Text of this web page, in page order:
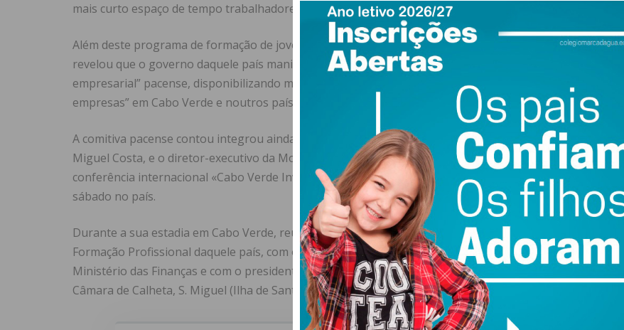
mais curto espaço de tempo trabalhadores cabo-verdianos, ao abrigo de um contrato de trabalho”.
Além deste programa de formação de jovens cabo-verdianos, a Câmara Municipal de Paços de Ferreira
revelou que o governo daquele país manifestou “muito interesse em estabelecer contactos com o tecido
empresarial” pacense, disponibilizando mecanismos para “eforçar e alargar a internacionalização das
empresas” em Cabo Verde e noutros países africanos.
A comitiva pacense contou integrou ainda o presidente da Assembleia Municipal de Paços de Ferreira,
Miguel Costa, e o diretor-executivo da Moveltex, João Vasconcelos. A visita aconteceu no âmbito da
conferência internacional «Cabo Verde Investment Forum 2022», que decorreu entre quinta-feira e
sábado no país.
Durante a sua estadia em Cabo Verde, reuniram também com responsáveis do Instituto de Emprego e
Formação Profissional daquele país, com o diretor-geral de Emprego Formação Profissional no
Ministério das Finanças e com o presidente da Associação de Municípios de Cabo Verde e presidente da
Câmara de Calheta, S. Miguel (Ilha de Santiago).